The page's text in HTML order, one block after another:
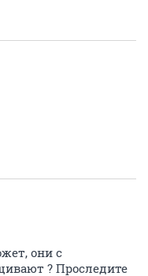
они с
? Проследите